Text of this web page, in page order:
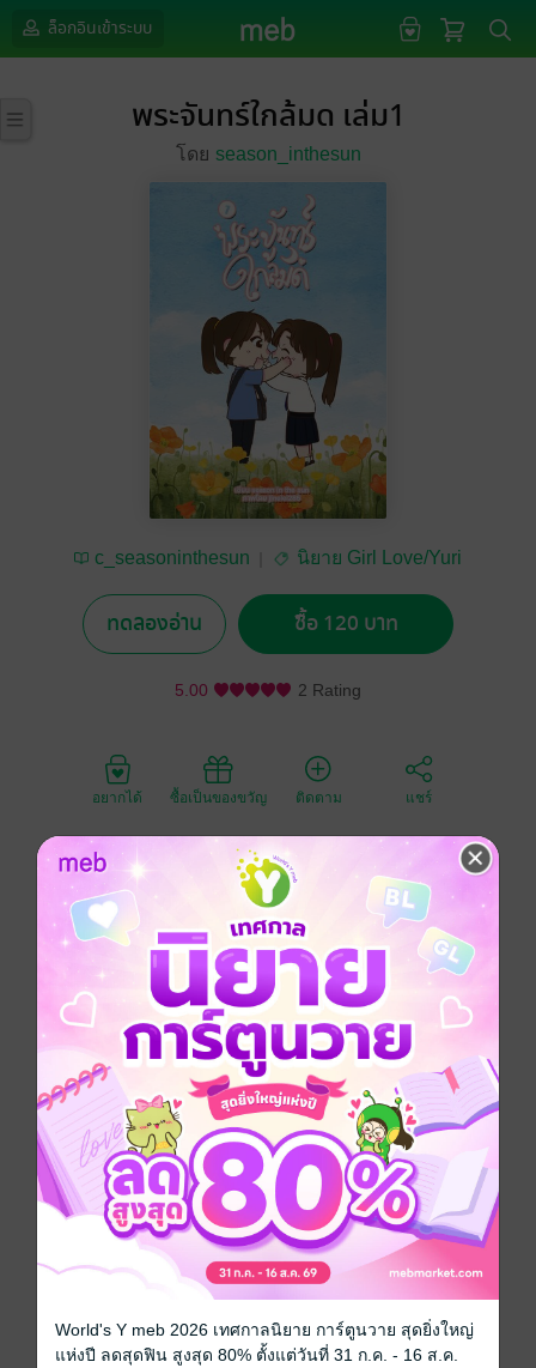
ล็อกอินเข้าระบบ
พระจันทร์ใกล้มด เล่ม1
โดย season_inthesun
c_seasoninthesun นิยาย Girl Love/Yuri
ทดลองอ่าน ซื้อ 120 บาท
5.00 2 Rating
อยากได้ ซื้อเป็นของขวัญ ติดตาม แชร์
เราสองคน เหมือนเจ้าหญิงกับคนเลี้ยงม้าเลยนะคะ
Girl love / Yuri โรแมนติก โรมานซ์ โรงเรียน
ครอบครัว
ซีรีส์ พระจันทร์ใกล้มด
ประเภทไฟล์ pdf, epub(สารบัญ)
วันที่วางขาย 20 มิถุนายน 2565
ความยาว 444 หน้า (≈ 67,939 คำ)
ราคาปก 270 บาท (ประหยัด 55%)
เล่มอื่นๆ ในซีรีส์ ดูทั้งหมด
World's Y meb 2026 เทศกาลนิยาย การ์ตูนวาย สุดยิ่งใหญ่
แห่งปี ลดสุดฟิน สูงสุด 80% ตั้งแต่วันที่ 31 ก.ค. - 16 ส.ค.